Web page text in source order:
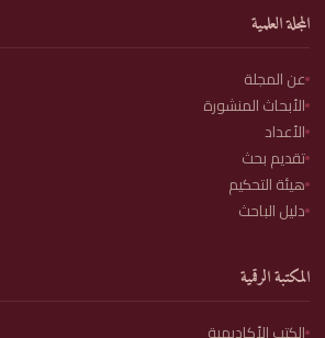
المجلة العلمية
عن المجلة
الأبحاث المنشورة
الأعداد
تقديم بحث
هيئة التحكيم
دليل الباحث
المكتبة الرقمية
الكتب الأكاديمية